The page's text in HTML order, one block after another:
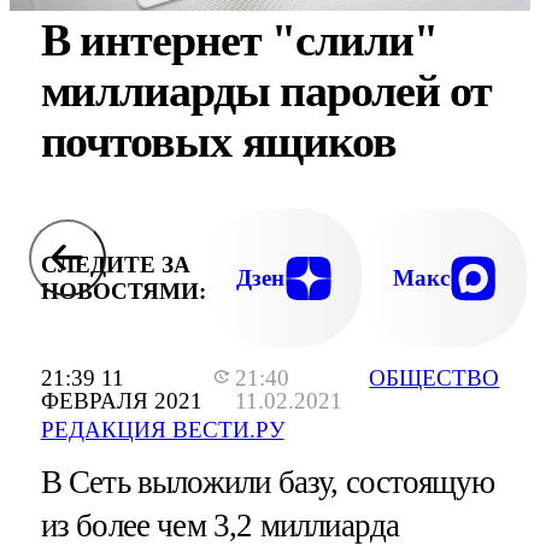
21:39 11
ФЕВРАЛЯ 2021
21:40
11.02.2021
РЕДАКЦИЯ ВЕСТИ.РУ
ОБЩЕСТВО
В интернет "слили"
миллиарды паролей от
почтовых ящиков
СЛЕДИТЕ ЗА
НОВОСТЯМИ:
Дзен Макс
В Сеть выложили базу, состоящую
из более чем 3,2 миллиарда